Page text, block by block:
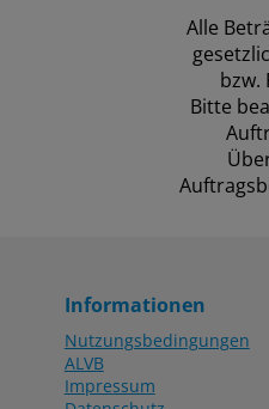
Alle
bzw.
Bitte
Informationen
Nutzungsbedingungen
ALVB
Impressum